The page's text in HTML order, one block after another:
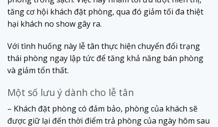
tăng cơ hội khách đặt phòng, qua đó giảm tối đa thiệt
hại khách no show gây ra.
Với tình huống này lễ tân thực hiện chuyển đổi trạng
thái phòng ngay lập tức để tăng khả năng bán phòng
và giảm tổn thất.
Một số lưu ý dành cho lễ tân
– Khách đặt phòng có đảm bảo, phòng của khách sẽ
được giữ lại đến thời điểm trả phòng của ngày hôm sau